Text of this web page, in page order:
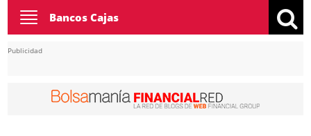
Toggle
navigation
Bancos Cajas
Publicidad